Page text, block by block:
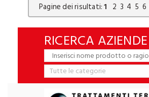
Pagine dei risultati:1 2 3 4 5 6
RICERCA AZIENDE